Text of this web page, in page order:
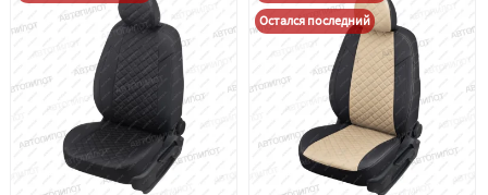
Остался последний